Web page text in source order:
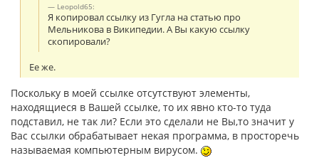
Leopold65:
Я копировал ссылку из Гугла на статью про
Мельникова в Википедии. А Вы какую ссылку
скопировали?
Ее же.
Поскольку в моей ссылке отсутствуют элементы,
находящиеся в Вашей ссылке, то их явно кто-то туда
подставил, не так ли? Если это сделали не Вы,то значит у
Вас ссылки обрабатывает некая программа, в просторечь
называемая компьютерным вирусом.